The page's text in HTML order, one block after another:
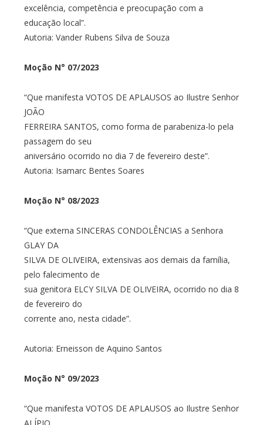
excelência, competência e preocupação com a
educação local”.
Autoria: Vander Rubens Silva de Souza
Moção N° 07/2023
“Que manifesta VOTOS DE APLAUSOS ao Ilustre Senhor
JOÃO
FERREIRA SANTOS, como forma de parabeniza-lo pela
passagem do seu
aniversário ocorrido no dia 7 de fevereiro deste”.
Autoria: Isamarc Bentes Soares
Moção N° 08/2023
“Que externa SINCERAS CONDOLÊNCIAS a Senhora
GLAY DA
SILVA DE OLIVEIRA, extensivas aos demais da família,
pelo falecimento de
sua genitora ELCY SILVA DE OLIVEIRA, ocorrido no dia 8
de fevereiro do
corrente ano, nesta cidade”.
Autoria: Erneisson de Aquino Santos
Moção N° 09/2023
“Que manifesta VOTOS DE APLAUSOS ao Ilustre Senhor